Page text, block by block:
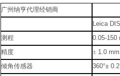
广州纳亨代理经销商
Leica
测程
0.05-150
精度
± 1.0 mm
倾角传感器
360°± 0.2